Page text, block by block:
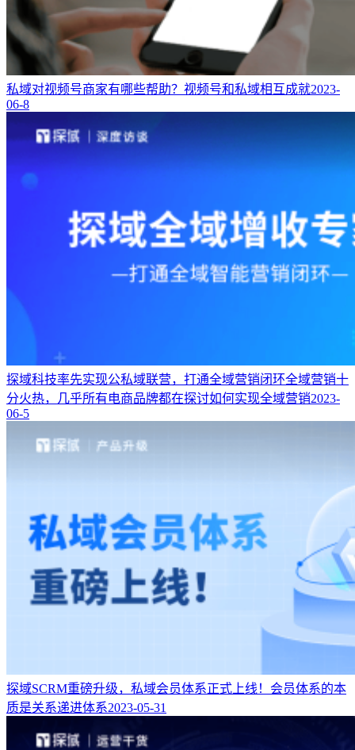
私域对视频号商家有哪些帮助？ 视频号和私域相互成就2023-
06-8
探域科技率先实现公私域联营，打通全域营销闭环全域营销十
分火热，几乎所有电商品牌都在探讨如何实现全域营销2023-
06-5
探域SCRM重磅升级，私域会员体系正式上线！ 会员体系的本
质是关系递进体系2023-05-31